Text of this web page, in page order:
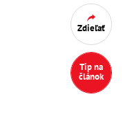
Zdieľať
Tip na
článok